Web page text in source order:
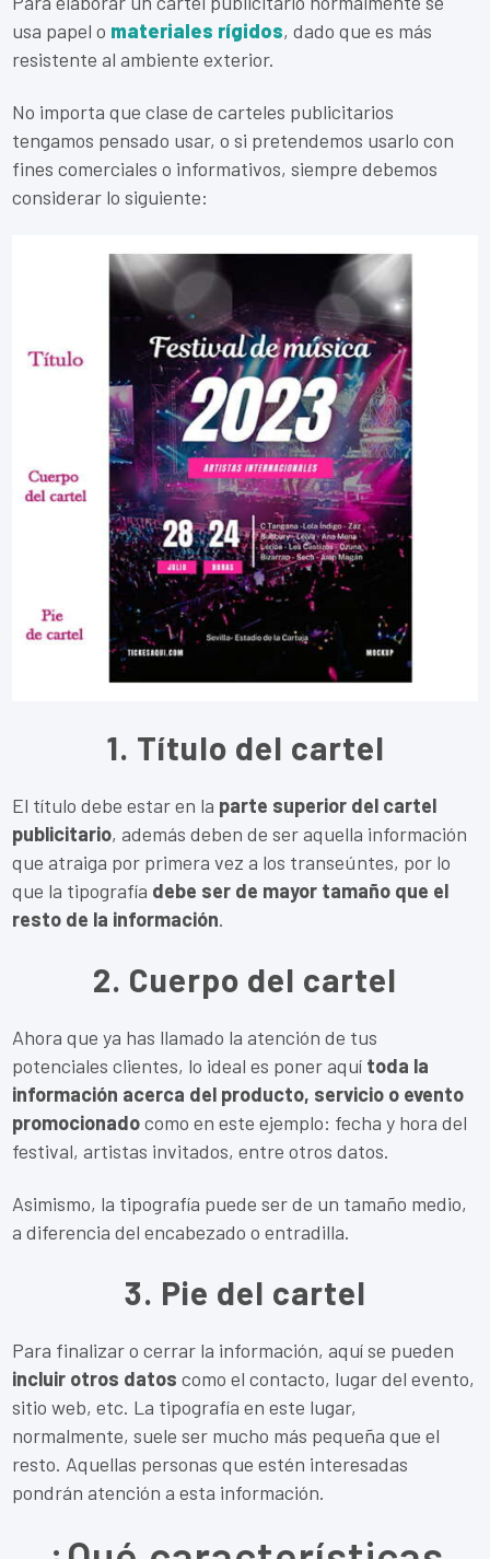
usa papel o materiales rígidos, dado que es más
resistente al ambiente exterior.
No importa que clase de carteles publicitarios
tengamos pensado usar, o si pretendemos usarlo con
fines comerciales o informativos, siempre debemos
considerar lo siguiente:
1. Título del cartel
El título debe estar en la parte superior del cartel
publicitario, además deben de ser aquella información
que atraiga por primera vez a los transeúntes, por lo
que la tipografía debe ser de mayor tamaño que el
resto de la información.
2. Cuerpo del cartel
Ahora que ya has llamado la atención de tus
potenciales clientes, lo ideal es poner aquí toda la
información acerca del producto, servicio o evento
promocionadocomo en este ejemplo: fecha y hora del
festival, artistas invitados, entre otros datos.
Asimismo, la tipografía puede ser de un tamaño medio,
a diferencia del encabezado o entradilla.
3. Pie del cartel
Para finalizar o cerrar la información, aquí se pueden
incluir otros datos como el contacto, lugar del evento,
sitio web, etc. La tipografía en este lugar,
normalmente, suele ser mucho más pequeña que el
resto. Aquellas personas que estén interesadas
pondrán atención a esta información.